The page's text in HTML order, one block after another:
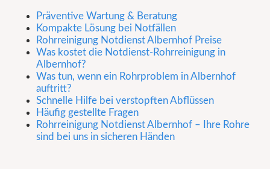
Präventive Wartung & Beratung
Kompakte Lösung bei Notfällen
Rohrreinigung Notdienst Albernhof Preise
Was kostet die Notdienst-Rohrreinigung in
Albernhof?
Was tun, wenn ein Rohrproblem in Albernhof
auftritt?
Schnelle Hilfe bei verstopften Abflüssen
Häufig gestellte Fragen
Rohrreinigung Notdienst Albernhof – Ihre Rohre
sind bei uns in sicheren Händen